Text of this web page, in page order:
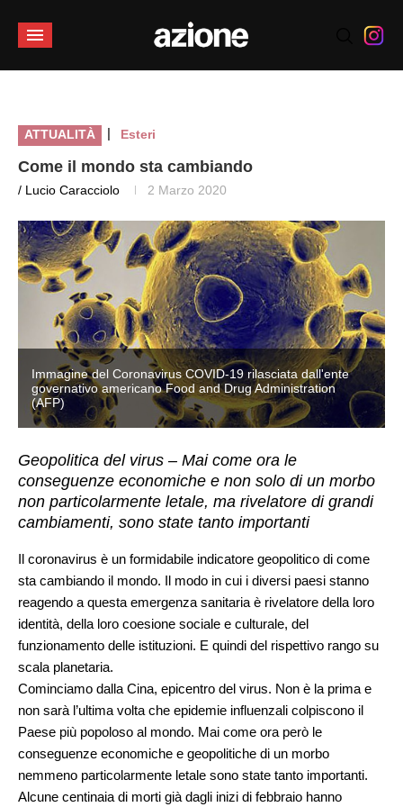
ATTUALITÀ | Esteri
Come il mondo sta cambiando
/ Lucio Caracciolo 2 Marzo 2020
Immagine del Coronavirus COVID-19 rilasciata dall'ente
governativo americano Food and Drug Administration
(AFP)
Geopolitica del virus – Mai come ora le
conseguenze economiche e non solo di un morbo
non particolarmente letale, ma rivelatore di grandi
cambiamenti, sono state tanto importanti
Il coronavirus è un formidabile indicatore geopolitico di come
sta cambiando il mondo. Il modo in cui i diversi paesi stanno
reagendo a questa emergenza sanitaria è rivelatore della loro
identità, della loro coesione sociale e culturale, del
funzionamento delle istituzioni. E quindi del rispettivo rango su
scala planetaria.
Cominciamo dalla Cina, epicentro del virus. Non è la prima e
non sarà l’ultima volta che epidemie influenzali colpiscono il
Paese più popoloso al mondo. Mai come ora però le
conseguenze economiche e geopolitiche di un morbo
nemmeno particolarmente letale sono state tanto importanti.
Alcune centinaia di morti già dagli inizi di febbraio hanno